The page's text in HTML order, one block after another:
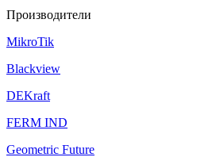
Производители
MikroTik
Blackview
DEKraft
FERM IND
Geometric Future